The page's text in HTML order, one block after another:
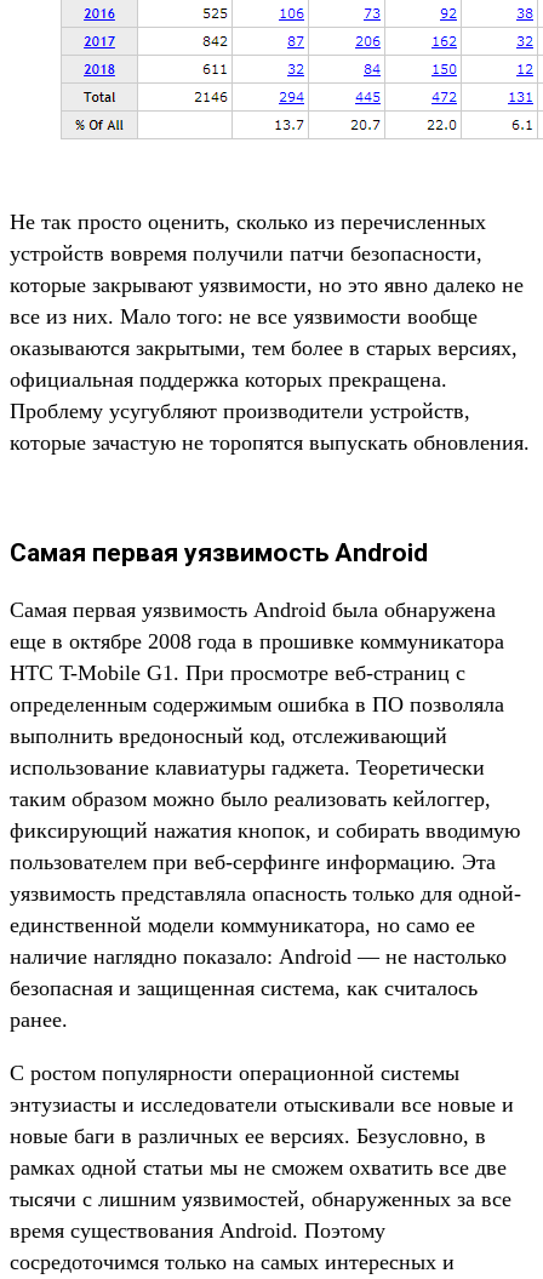
Не так просто оценить, сколько из перечисленных
устройств вовремя получили патчи безопасности,
которые закрывают уязвимости, но это явно далеко не
все из них. Мало того: не все уязвимости вообще
оказываются закрытыми, тем более в старых версиях,
официальная поддержка которых прекращена.
Проблему усугубляют производители устройств,
которые зачастую не торопятся выпускать обновления.
Самая первая уязвимость Android
Самая первая уязвимость Android была обнаружена
еще в октябре 2008 года в прошивке коммуникатора
HTC T-Mobile G1. При просмотре веб-страниц с
определенным содержимым ошибка в ПО позволяла
выполнить вредоносный код, отслеживающий
использование клавиатуры гаджета. Теоретически
таким образом можно было реализовать кейлоггер,
фиксирующий нажатия кнопок, и собирать вводимую
пользователем при веб-серфинге информацию. Эта
уязвимость представляла опасность только для одной-
единственной модели коммуникатора, но само ее
наличие наглядно показало: Android — не настолько
безопасная и защищенная система, как считалось
ранее.
С ростом популярности операционной системы
энтузиасты и исследователи отыскивали все новые и
новые баги в различных ее версиях. Безусловно, в
рамках одной статьи мы не сможем охватить все две
тысячи с лишним уязвимостей, обнаруженных за все
время существования Android. Поэтому
сосредоточимся только на самых интересных и